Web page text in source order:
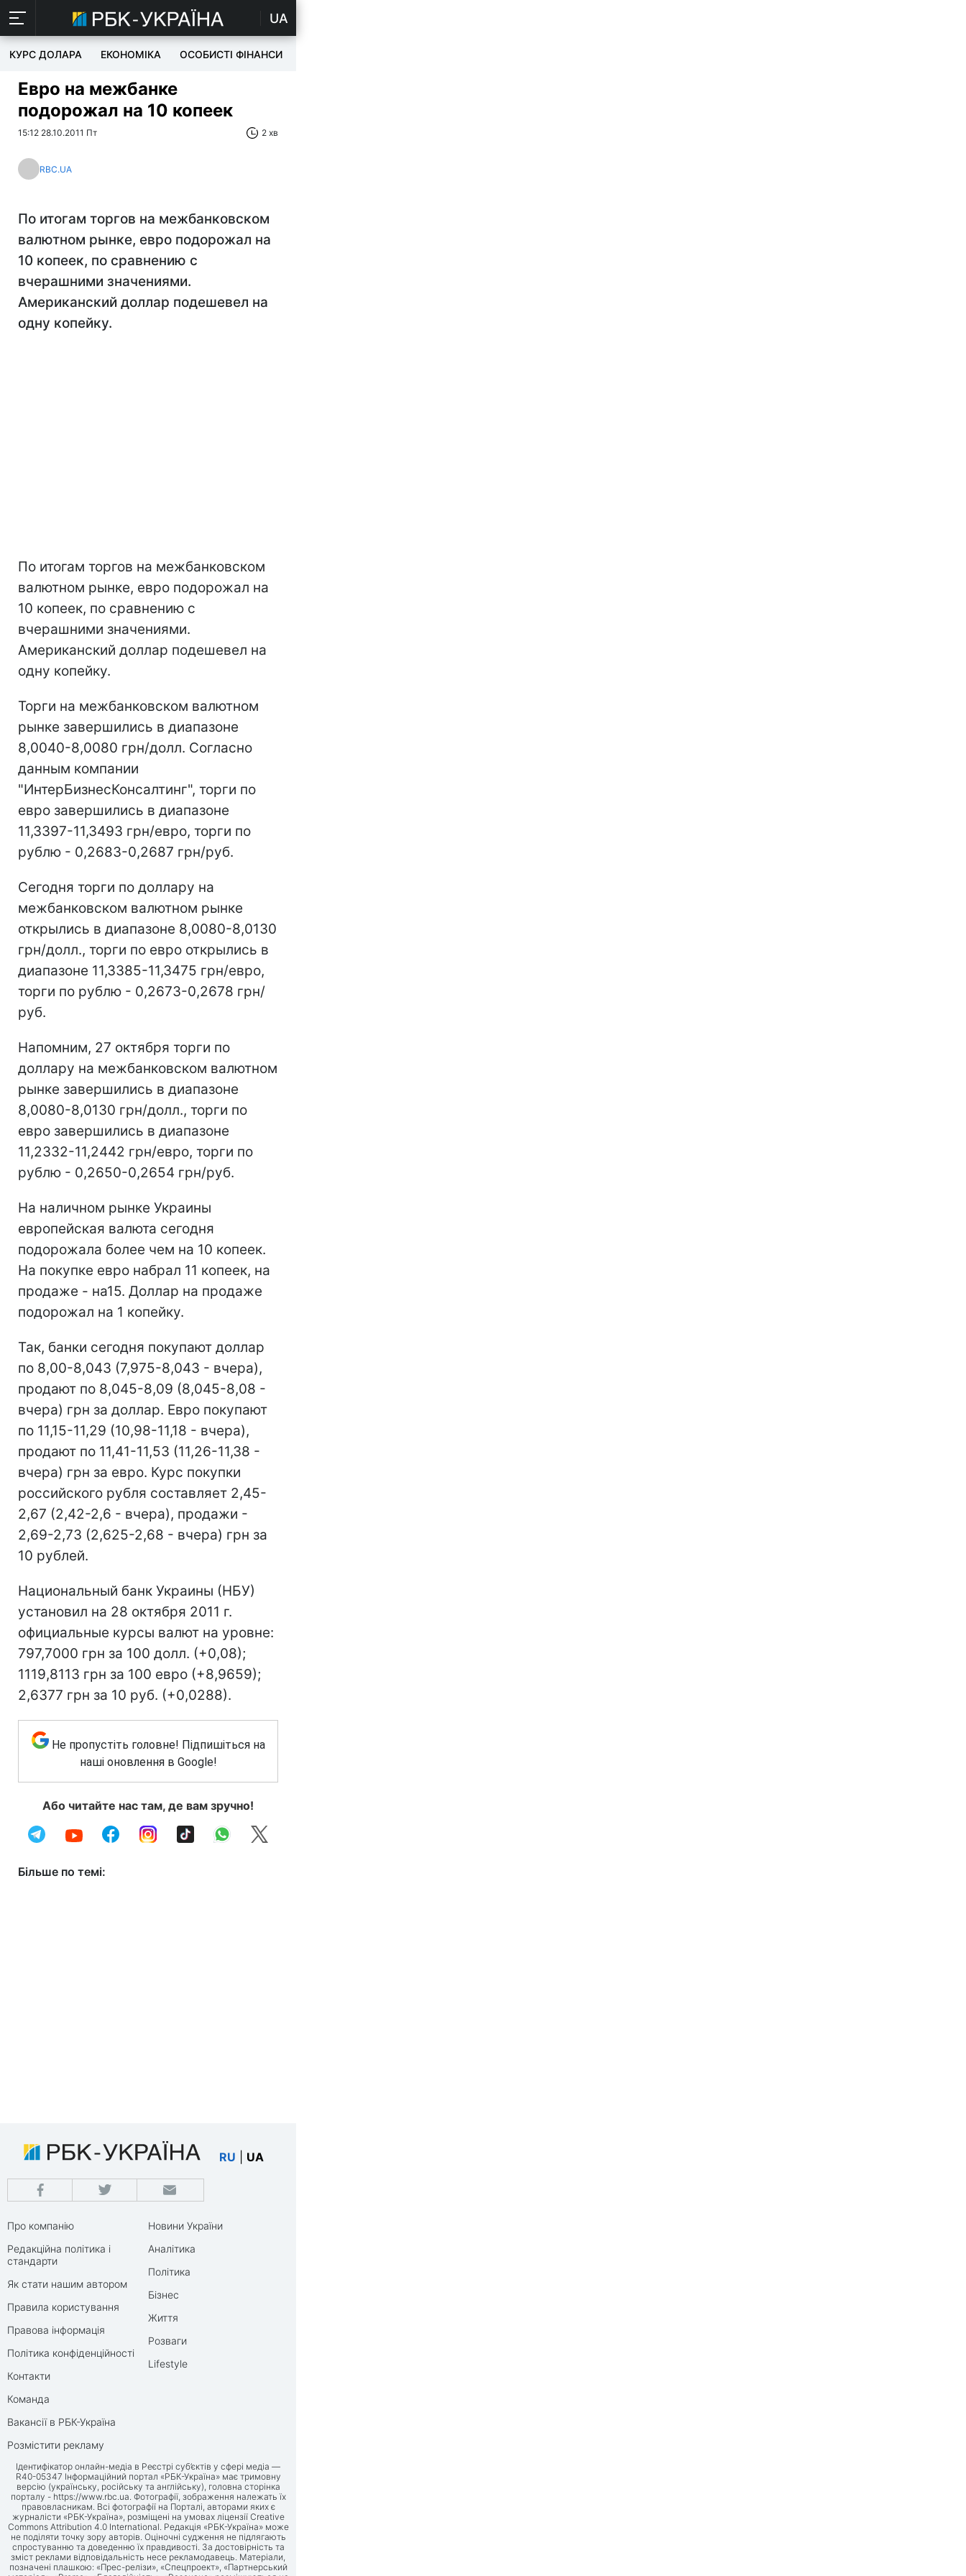
UA
КУРС ДОЛАРА ЕКОНОМІКА ОСОБИСТІ ФІНАНСИ
Евро на межбанке
подорожал на 10 копеек
15:12 28.10.2011 Пт 2 хв
RBC.UA
По итогам торгов на межбанковском
валютном рынке, евро подорожал на
10 копеек, по сравнению с
вчерашними значениями.
Американский доллар подешевел на
одну копейку.
По итогам торгов на межбанковском
валютном рынке, евро подорожал на
10 копеек, по сравнению с
вчерашними значениями.
Американский доллар подешевел на
одну копейку.
Торги на межбанковском валютном
рынке завершились в диапазоне
8,0040-8,0080 грн/долл. Согласно
данным компании
"ИнтерБизнесКонсалтинг", торги по
евро завершились в диапазоне
11,3397-11,3493 грн/евро, торги по
рублю - 0,2683-0,2687 грн/руб.
Сегодня торги по доллару на
межбанковском валютном рынке
открылись в диапазоне 8,0080-8,0130
грн/долл., торги по евро открылись в
диапазоне 11,3385-11,3475 грн/евро,
торги по рублю - 0,2673-0,2678 грн/
руб.
Напомним, 27 октября торги по
доллару на межбанковском валютном
рынке завершились в диапазоне
8,0080-8,0130 грн/долл., торги по
евро завершились в диапазоне
11,2332-11,2442 грн/евро, торги по
рублю - 0,2650-0,2654 грн/руб.
На наличном рынке Украины
европейская валюта сегодня
подорожала более чем на 10 копеек.
На покупке евро набрал 11 копеек, на
продаже - на15. Доллар на продаже
подорожал на 1 копейку.
Так, банки сегодня покупают доллар
по 8,00-8,043 (7,975-8,043 - вчера),
продают по 8,045-8,09 (8,045-8,08 -
вчера) грн за доллар. Евро покупают
по 11,15-11,29 (10,98-11,18 - вчера),
продают по 11,41-11,53 (11,26-11,38 -
вчера) грн за евро. Курс покупки
российского рубля составляет 2,45-
2,67 (2,42-2,6 - вчера), продажи -
2,69-2,73 (2,625-2,68 - вчера) грн за
10 рублей.
Национальный банк Украины (НБУ)
установил на 28 октября 2011 г.
официальные курсы валют на уровне:
797,7000 грн за 100 долл. (+0,08);
1119,8113 грн за 100 евро (+8,9659);
2,6377 грн за 10 руб. (+0,0288).
Не пропустіть головне! Підпишіться на
наші оновлення в Google!
Або читайте нас там, де вам зручно!
Більше по темі:
RU UA
Про компанію
Редакційна політика і
стандарти
Як стати нашим автором
Правила користування
Правова інформація
Політика конфіденційності
Контакти
Команда
Вакансії в РБК-Україна
Розмістити рекламу
Новини України
Аналітика
Політика
Бізнес
Життя
Розваги
Lifestyle
Ідентифікатор онлайн-медіа в Реєстрі суб’єктів у сфері медіа —
R40-05347 Інформаційний портал «РБК-Україна» має тримовну
версію (українську, російську та англійську), головна сторінка
порталу - https://www.rbc.ua. Фотографії, зображення належать їх
правовласникам. Всі фотографії на Порталі, авторами яких є
журналісти «РБК-Україна», розміщені на умовах ліцензії Creative
Commons Attribution 4.0 International. Редакція «РБК-Україна» може
не поділяти точку зору авторів. Оціночні судження не підлягають
спростуванню та доведенню їх правдивості. За достовірність та
зміст реклами відповідальність несе рекламодавець. Матеріали,
позначені плашкою: «Прес-релізи», «Спецпроект», «Партнерський